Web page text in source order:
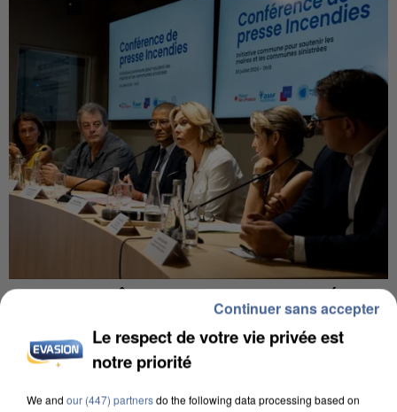
INCENDIES : L’ÎLE-DE-FRANCE LANCE UN ÉLAN
DE SOLIDARITÉ AVEC LES...
Le respect de votre vie privée est
notre priorité
We and our (447) partnersdo the following data processing based on
Continuer sans accepter